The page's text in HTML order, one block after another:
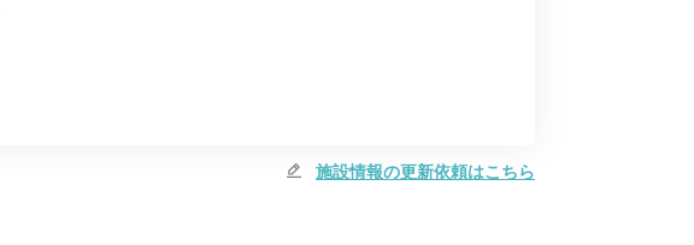
施設情報の更新依頼はこちら